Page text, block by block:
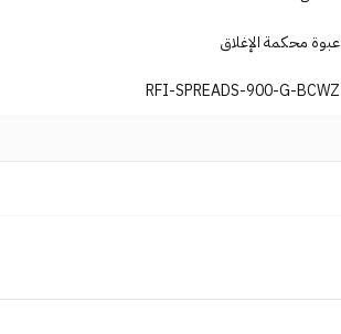
عبوة محكمة الإغلاق
RFI-SPREADS-900-G-BCWZ